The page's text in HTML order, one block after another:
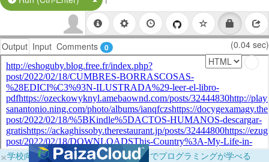
Output Input Comments 0 (0.04 sec)
×学校向けに無料提供中！ブラウザだけでプログラミングが学べる